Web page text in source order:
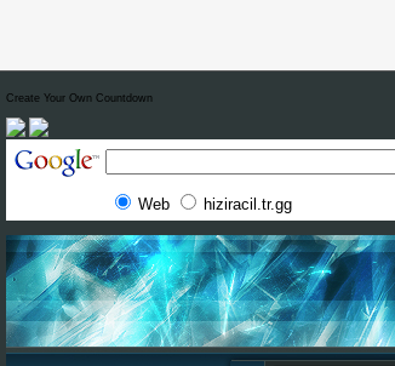
Create Your Own Countdown
Web hiziracil.tr.gg